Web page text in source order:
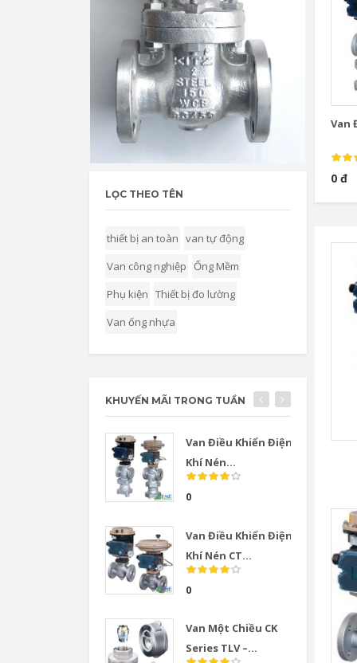
Van
0 đ
LỌC THEO TÊN
thiết bị an toàn van tự động
Van công nghiệp Ống Mềm
Phụ kiện Thiết bị đo lường
Van ống nhựa
KHUYẾN MÃI TRONG TUẦN
Van Điều Khiển Điện
Khí Nén...
0
Van Điều Khiển Điện
Khí Nén CT...
0
Van Một Chiều CK
Series TLV –...